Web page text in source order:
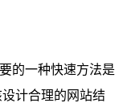
的一种快速方法是
计合理的网站结